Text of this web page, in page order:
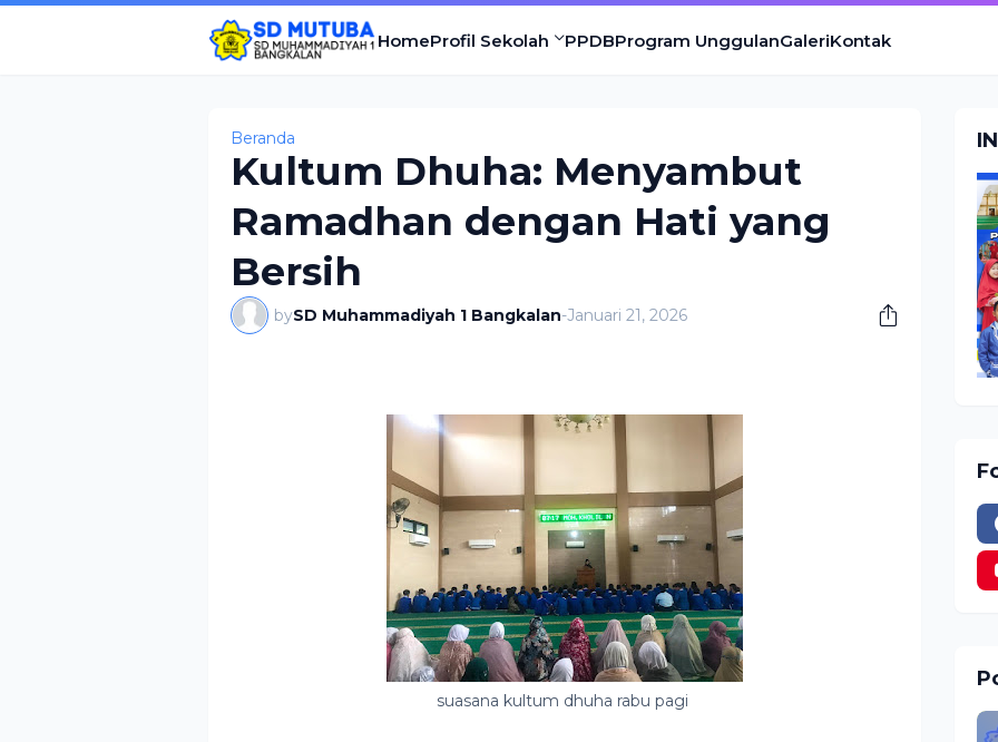
HomeProfil Sekolah PPDBProgram UnggulanGaleriKontak
Beranda
Kultum Dhuha: Menyambut
Ramadhan dengan Hati yang
Bersih
bySD Muhammadiyah 1 Bangkalan-Januari 21, 2026
suasana kultum dhuha rabu pagi